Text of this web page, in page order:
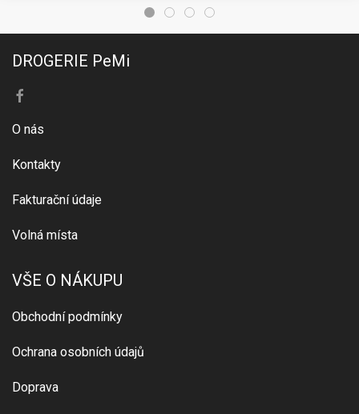
DROGERIE PeMi
O nás
Kontakty
Fakturační údaje
Volná místa
VŠE O NÁKUPU
Obchodní podmínky
Ochrana osobních údajů
Doprava